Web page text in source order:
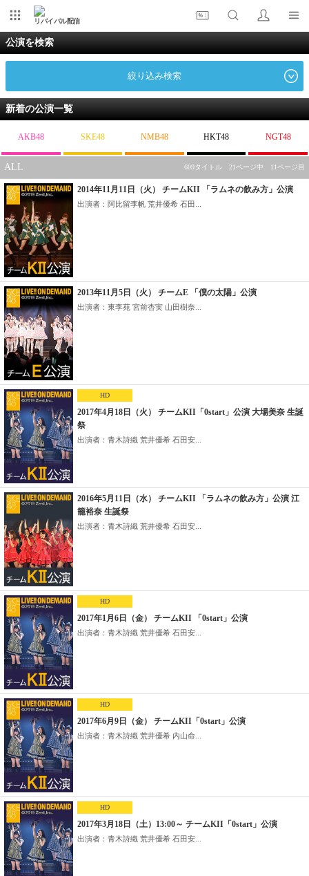
リバイバル配信
公演を検索
絞り込み検索
新着の公演一覧
AKB48 SKE48 NMB48 HKT48 NGT48
ALL 609タイトル 21ページ中 11ページ目
2014年11月11日（火） チームKII 「ラムネの飲み方」公演
出演者：阿比留李帆 荒井優希 石田...
2013年11月5日（火） チームE 「僕の太陽」公演
出演者：東李苑 宮前杏実 山田樹奈...
HD
2017年4月18日（火） チームKII「0start」公演 大場美奈 生誕
祭
出演者：青木詩織 荒井優希 石田安...
2016年5月11日（水） チームKII 「ラムネの飲み方」公演 江
籠裕奈 生誕祭
出演者：青木詩織 荒井優希 石田安...
HD
2017年1月6日（金） チームKII 「0start」公演
出演者：青木詩織 荒井優希 石田安...
HD
2017年6月9日（金） チームKII「0start」公演
出演者：青木詩織 荒井優希 内山命...
HD
2017年3月18日（土）13:00～ チームKII「0start」公演
出演者：青木詩織 荒井優希 石田安...